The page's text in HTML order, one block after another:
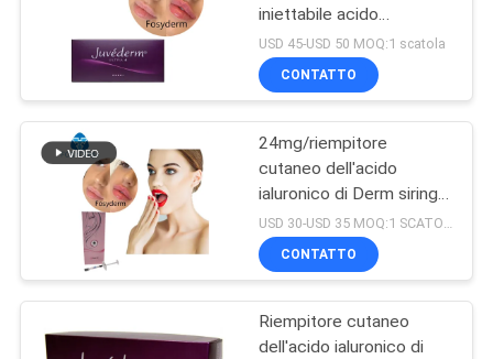
iniettabile acido
ialuronico di ml Ultra4 per
le labbra 2*1ml
USD 45-USD 50 MOQ:1 scatola
CONTATTO
24mg/riempitore
cutaneo dell'acido
ialuronico di Derm siringa
di ml 2ml
USD 30-USD 35 MOQ:1 SCATOLA
CONTATTO
Riempitore cutaneo
dell'acido ialuronico di